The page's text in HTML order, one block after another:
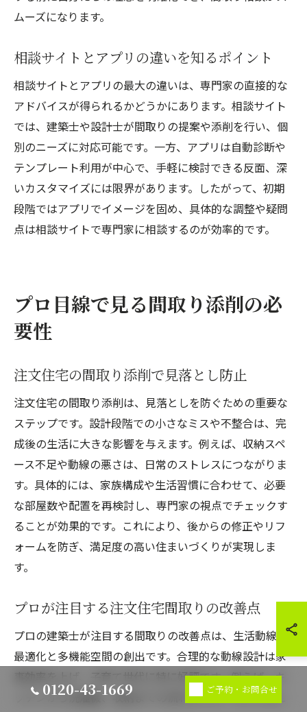
ムーズになります。
相談サイトとアプリの違いを知るポイント
相談サイトとアプリの最大の違いは、専門家の直接的な
アドバイスが得られるかどうかにあります。相談サイト
では、建築士や設計士が間取りの提案や添削を行い、個
別のニーズに対応可能です。一方、アプリは自動診断や
テンプレート利用が中心で、手軽に検討できる反面、深
いカスタマイズには限界があります。したがって、初期
段階ではアプリでイメージを固め、具体的な調整や疑問
点は相談サイトで専門家に相談するのが効率的です。
プロ目線で見る間取り添削の必
要性
注文住宅の間取り添削で見落とし防止
注文住宅の間取り添削は、見落としを防ぐための重要な
ステップです。設計段階での小さなミスや不整合は、完
成後の生活に大きな影響を与えます。例えば、収納スペ
ース不足や動線の悪さは、日常のストレスにつながりま
す。具体的には、家族構成や生活習慣に合わせて、必要
な部屋数や配置を再検討し、専門家の視点でチェックす
ることが効果的です。これにより、後からの修正やリフ
ォームを防ぎ、満足度の高い住まいづくりが実現しま
す。
プロが注目する注文住宅間取りの改善点
プロの建築士が注目する間取りの改善点は、生活動線の
最適化と多機能空間の創出です。合理的な動線設計は家
事効率を上げ、子育て世代に特に好評です。例えば、キ
ッチンから洗濯機、収納までの流れをスムーズにするこ
0120-43-1669 ご予約・お問合せ